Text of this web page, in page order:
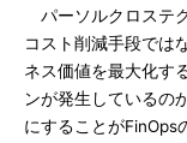
パーソルクロステ
コスト削減手段では
ネス価値を最大化す
ンが発生しているの
にすることがFinOps